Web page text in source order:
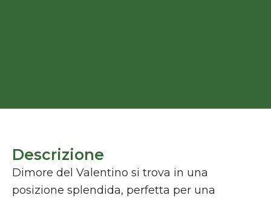
Descrizione
Dimore del Valentino si trova in una
posizione splendida, perfetta per una